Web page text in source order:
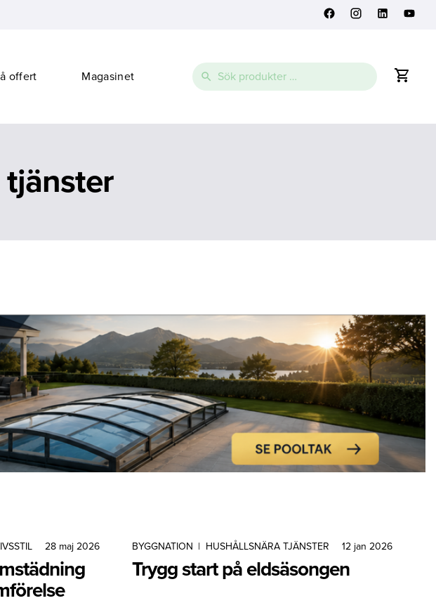
offert Magasinet
Sök
efter:
tjänster
28 maj 2026 BYGGNATION | HUSHÅLLSNÄRA TJÄNSTER 12 jan 2026
Trygg start på eldsäsongen